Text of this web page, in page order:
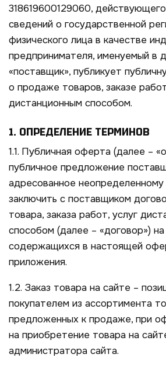
318619600129060,
сведений о государственной
физического лица в качестве
предпринимателя, именуемый в
«поставщик», публикует
о продаже товаров, заказе
дистанционным способом.
1. ОПРЕДЕЛЕНИЕ ТЕРМИНОВ
1.1. Публичная оферта (далее –
публичное предложение
адресованное неопределенному
заключить с поставщиком
товара, заказа работ, услуг
способом (далее – «договор») на
содержащихся в настоящей
приложения.
1.2. Заказ товара на сайте –
покупателем из ассортимента
предложенных к продаже, при
на приобретение товара на
администратора сайта.